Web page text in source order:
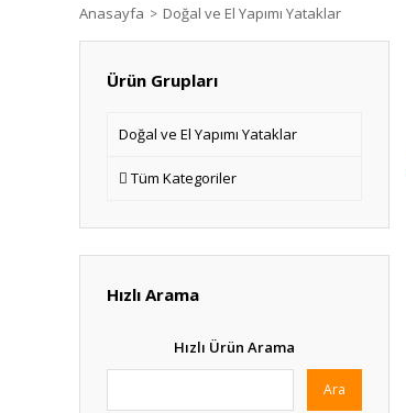
Anasayfa Doğal ve El Yapımı Yataklar
Ürün Grupları
Doğal ve El Yapımı Yataklar
Tüm Kategoriler
Hızlı Arama
Hızlı Ürün Arama
Ara